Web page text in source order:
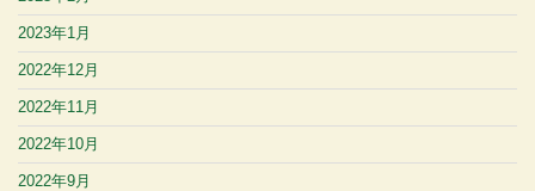
2023年1月
2022年12月
2022年11月
2022年10月
2022年9月